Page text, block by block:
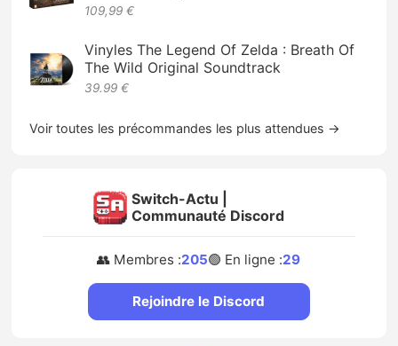
109,99 €
Vinyles The Legend Of Zelda : Breath Of
The Wild Original Soundtrack
39.99 €
Voir toutes les précommandes les plus attendues →
Switch-Actu |
Communauté Discord
👥 Membres :205🟢 En ligne :29
Rejoindre le Discord